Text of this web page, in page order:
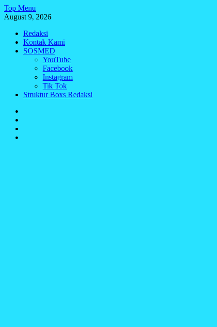
Skip
to
Top Menu
August 9, 2026
Redaksi
Kontak Kami
SOSMED
YouTube
Facebook
Instagram
Tik Tok
Struktur Boxs Redaksi